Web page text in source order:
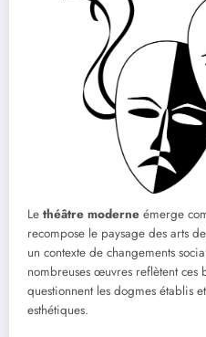
Le théâtre moderne émerge
recompose le paysage des arts
un contexte de changements
nombreuses œuvres reflètent ces
questionnent les dogmes établis
esthétiques.